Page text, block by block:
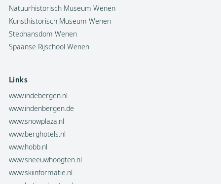
Natuurhistorisch Museum Wenen
Kunsthistorisch Museum Wenen
Stephansdom Wenen
Spaanse Rijschool Wenen
Links
www.indebergen.nl
www.indenbergen.de
www.snowplaza.nl
www.berghotels.nl
www.hobb.nl
www.sneeuwhoogten.nl
www.skiinformatie.nl